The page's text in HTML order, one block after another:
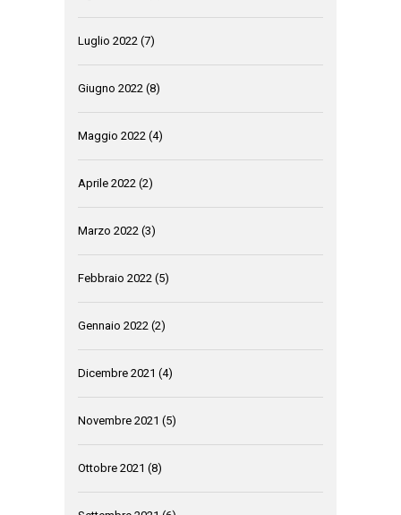
Luglio 2022 (7)
Giugno 2022 (8)
Maggio 2022 (4)
Aprile 2022 (2)
Marzo 2022 (3)
Febbraio 2022 (5)
Gennaio 2022 (2)
Dicembre 2021 (4)
Novembre 2021 (5)
Ottobre 2021 (8)